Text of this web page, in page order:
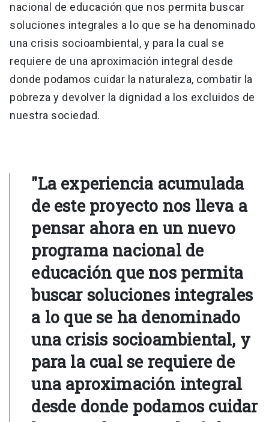
nacional de educación que nos permita buscar
soluciones integrales a lo que se ha denominado
una crisis socioambiental, y para la cual se
requiere de una aproximación integral desde
donde podamos cuidar la naturaleza, combatir la
pobreza y devolver la dignidad a los excluidos de
nuestra sociedad.
"La experiencia acumulada
de este proyecto nos lleva a
pensar ahora en un nuevo
programa nacional de
educación que nos permita
buscar soluciones integrales
a lo que se ha denominado
una crisis socioambiental, y
para la cual se requiere de
una aproximación integral
desde donde podamos cuidar